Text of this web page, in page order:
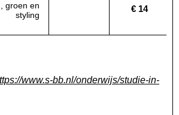
groen en
styling
Geen waarde bekendLandelijk
€ 14
www.s-bb.nl/onderwijs/studie-in-